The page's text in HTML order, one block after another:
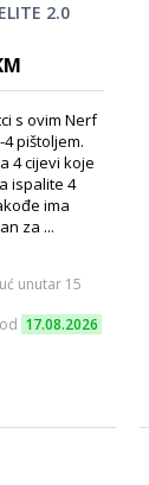
2.0
s ovim Nerf
4 pištoljem.
4 cijevi koje
ispalite 4
ima
za ...
unutar 15
17.08.2026